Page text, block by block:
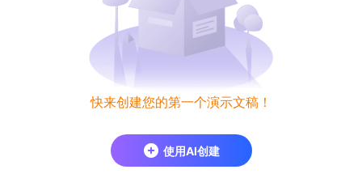
快来创建您的第一个演示文稿！
使用AI创建